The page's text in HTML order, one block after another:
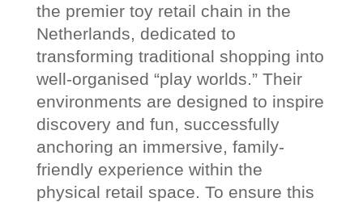
the premier toy retail chain in the
Netherlands, dedicated to
transforming traditional shopping into
well-organised “play worlds.” Their
environments are designed to inspire
discovery and fun, successfully
anchoring an immersive, family-
friendly experience within the
physical retail space. To ensure this